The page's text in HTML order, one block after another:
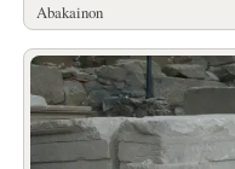
Abakainon